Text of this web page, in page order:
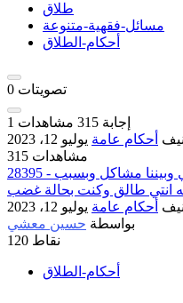
طلاق
مسائل-فقهية-متنوعة
أحكام-الطلاق
0 تصويتات
1 إجابة 315 مشاهدات
أحكام عامة يوليو 12، 2023
315 مشاهدات
28395 - اريد معرفة حالتي هل طلقت زوجتي وبيننا مشاكل وبسبب
انتي طالق وكنت بحالة غضب
أحكام عامة يوليو 12، 2023
بواسطة حسين معشي
120 نقاط
أحكام-الطلاق